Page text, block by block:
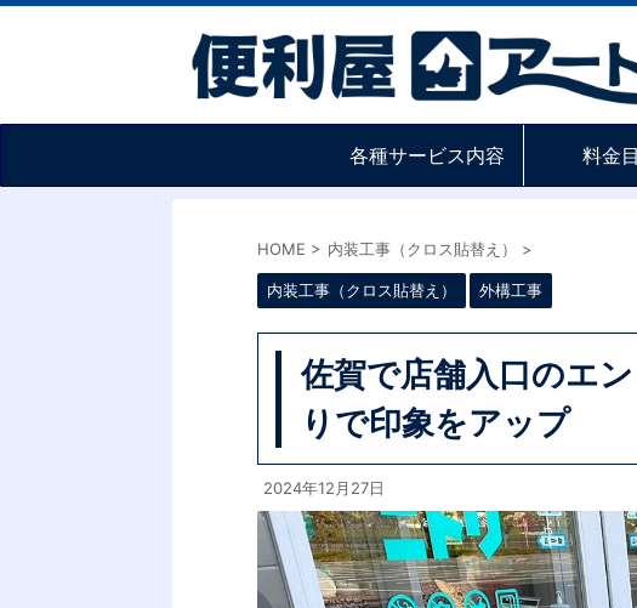
各種サービス内容 料金
HOME > 内装工事（クロス貼替え） >
内装工事（クロス貼替え） 外構工事
佐賀で店舗入口のエ
りで印象をアップ
2024年12月27日